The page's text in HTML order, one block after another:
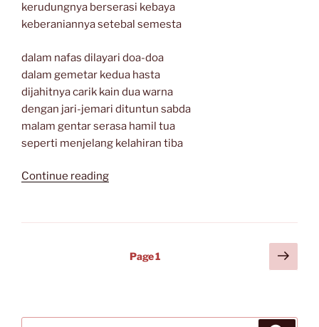
kerudungnya berserasi kebaya
keberaniannya setebal semesta
dalam nafas dilayari doa-doa
dalam gemetar kedua hasta
dijahitnya carik kain dua warna
dengan jari-jemari dituntun sabda
malam gentar serasa hamil tua
seperti menjelang kelahiran tiba
Continue reading“Sajak-
Saryono”
Page1
Next
page